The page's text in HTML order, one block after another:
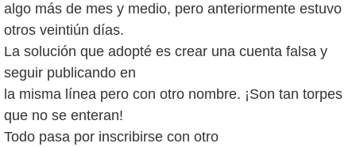
algo más de mes y medio, pero anteriormente estuvo
otros veintiún días.
La solución que adopté es crear una cuenta falsa y
seguir publicando en
la misma línea pero con otro nombre. ¡Son tan torpes
que no se enteran!
Todo pasa por inscribirse con otro